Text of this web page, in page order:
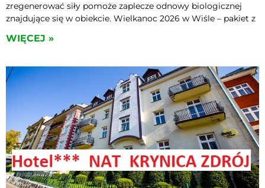
zregenerować siły pomoże zaplecze odnowy biologicznej
znajdujące się w obiekcie. Wielkanoc 2026 w Wiśle – pakiet z
WIĘCEJ »